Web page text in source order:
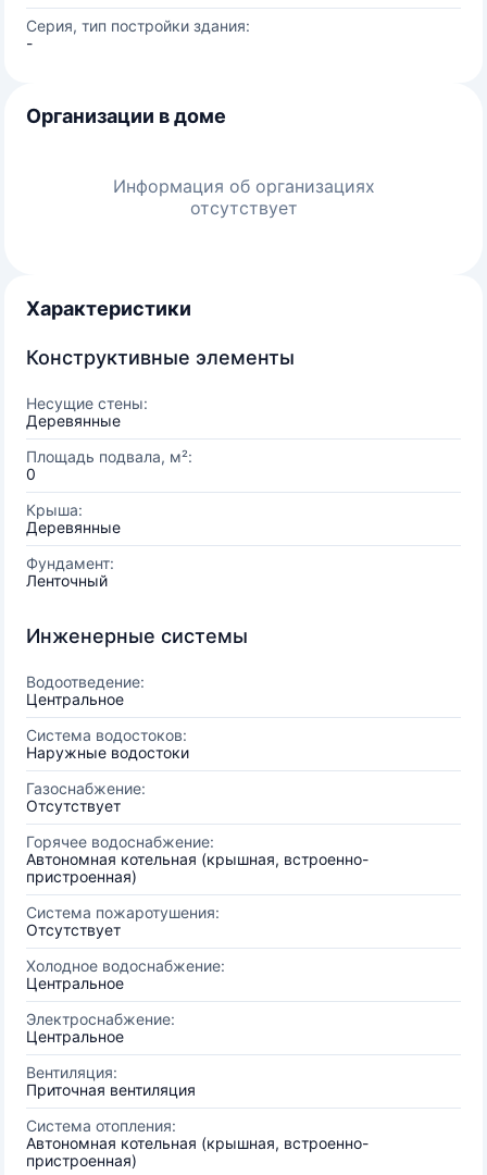
Серия, тип постройки здания:
-
Организации в доме
Информация об организациях
отсутствует
Характеристики
Конструктивные элементы
Несущие стены:
Деревянные
Площадь подвала, м²:
0
Крыша:
Деревянные
Фундамент:
Ленточный
Инженерные системы
Водоотведение:
Центральное
Система водостоков:
Наружные водостоки
Газоснабжение:
Отсутствует
Горячее водоснабжение:
Автономная котельная (крышная, встроенно-
пристроенная)
Система пожаротушения:
Отсутствует
Холодное водоснабжение:
Центральное
Электроснабжение:
Центральное
Вентиляция:
Приточная вентиляция
Система отопления:
Автономная котельная (крышная, встроенно-
пристроенная)